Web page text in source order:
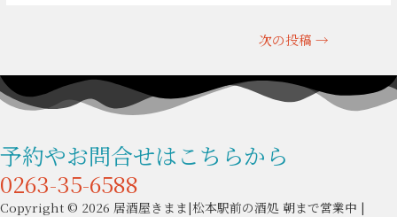
ナ
ビ
ゲ
シ
ョ
ン
次の投稿→
予約やお問合せはこちらから
0263-35-6588
Copyright © 2026 居酒屋きまま|松本駅前の酒処 朝まで営業中 |